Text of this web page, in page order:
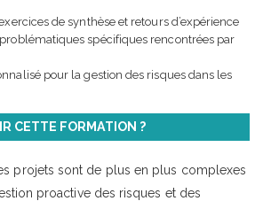
de synthèse et retours d’expérience
spécifiques rencontrées par
pour la gestion des risques dans les
CETTE FORMATION ?
projets sont de plus en plus complexes
proactive des risques et des